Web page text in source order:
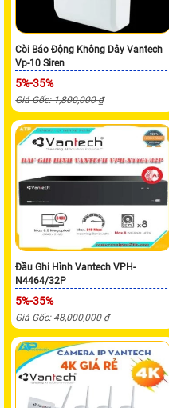
Còi Báo Động Không Dây Vantech
Vp-10 Siren
5%-35%
Giá Gốc: 1,800,000 ₫
Đầu Ghi Hình Vantech VPH-
N4464/32P
5%-35%
Giá Gốc: 48,000,000 ₫